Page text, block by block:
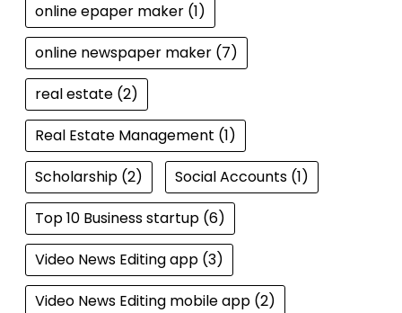
online epaper maker(1)
online newspaper maker(7)
real estate(2)
Real Estate Management (1)
Scholarship(2) Social Accounts(1)
Top 10 Business startup(6)
Video News Editing app(3)
Video News Editing mobile app(2)